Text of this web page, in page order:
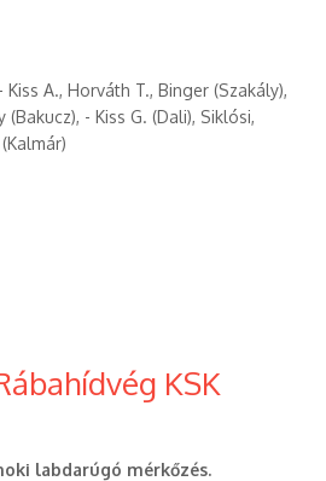
Kiss A., Horváth T., Binger (Szakály),
- Kiss G. (Dali), Siklósi,
KSK
labdarúgó mérkőzés.